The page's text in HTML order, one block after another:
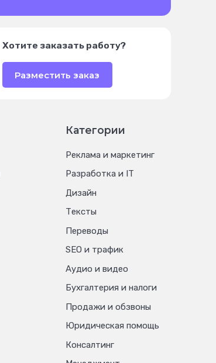
Хотите заказать работу?
Разместить заказ
Категории
Реклама и маркетинг
Разработка и IT
Дизайн
Тексты
Переводы
SEO и трафик
Аудио и видео
Бухгалтерия и налоги
Продажи и обзвоны
Юридическая помощь
Консалтинг